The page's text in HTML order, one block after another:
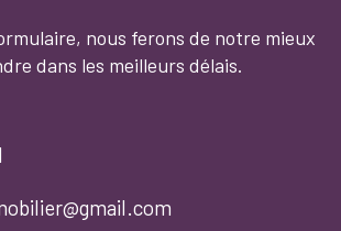
nous ferons de notre mieux
dans les meilleurs délais.